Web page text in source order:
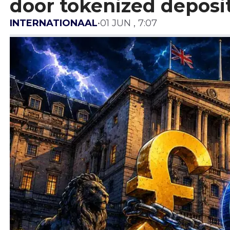
door tokenized
INTERNATIONAAL•01 JUN , 7:07